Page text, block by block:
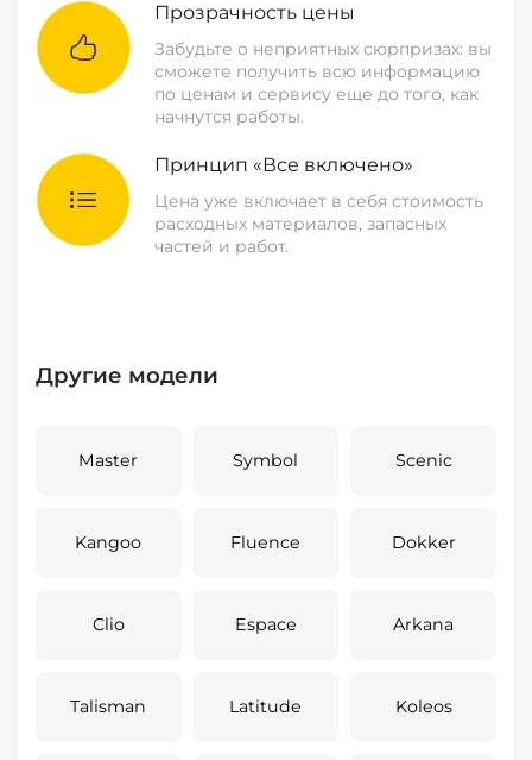
Прозрачность цены
Забудьте о неприятных сюрпризах: вы
сможете получить всю информацию
по ценам и сервису еще до того, как
начнутся работы.
Принцип «Все включено»
Цена уже включает в себя стоимость
расходных материалов, запасных
частей и работ.
Другие модели
Master Symbol Scenic
Kangoo Fluence Dokker
Clio Espace Arkana
Talisman Latitude Koleos